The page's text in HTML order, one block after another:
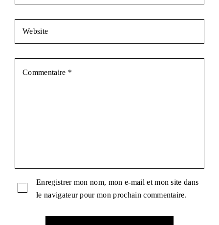
Enregistrer mon nom, mon e-mail et mon site dans
le navigateur pour mon prochain commentaire.